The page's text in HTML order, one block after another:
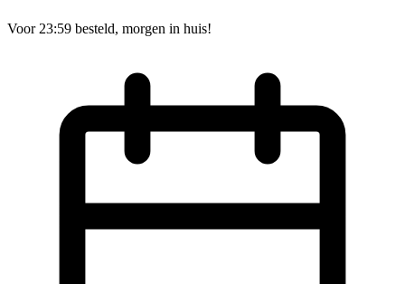
Voor 23:59 besteld, morgen in huis!